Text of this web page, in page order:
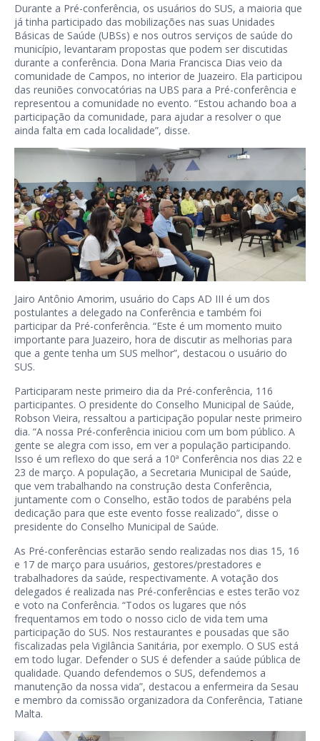
Durante a Pré-conferência, os usuários do SUS, a maioria que
já tinha participado das mobilizações nas suas Unidades
Básicas de Saúde (UBSs) e nos outros serviços de saúde do
município, levantaram propostas que podem ser discutidas
durante a conferência. Dona Maria Francisca Dias veio da
comunidade de Campos, no interior de Juazeiro. Ela participou
das reuniões convocatórias na UBS para a Pré-conferência e
representou a comunidade no evento. “Estou achando boa a
participação da comunidade, para ajudar a resolver o que
ainda falta em cada localidade”, disse.
Jairo Antônio Amorim, usuário do Caps AD III é um dos
postulantes a delegado na Conferência e também foi
participar da Pré-conferência. “Este é um momento muito
importante para Juazeiro, hora de discutir as melhorias para
que a gente tenha um SUS melhor”, destacou o usuário do
SUS.
Participaram neste primeiro dia da Pré-conferência, 116
participantes. O presidente do Conselho Municipal de Saúde,
Robson Vieira, ressaltou a participação popular neste primeiro
dia. “A nossa Pré-conferência iniciou com um bom público. A
gente se alegra com isso, em ver a população participando.
Isso é um reflexo do que será a 10ª Conferência nos dias 22 e
23 de março. A população, a Secretaria Municipal de Saúde,
que vem trabalhando na construção desta Conferência,
juntamente com o Conselho, estão todos de parabéns pela
dedicação para que este evento fosse realizado”, disse o
presidente do Conselho Municipal de Saúde.
As Pré-conferências estarão sendo realizadas nos dias 15, 16
e 17 de março para usuários, gestores/prestadores e
trabalhadores da saúde, respectivamente. A votação dos
delegados é realizada nas Pré-conferências e estes terão voz
e voto na Conferência. “Todos os lugares que nós
frequentamos em todo o nosso ciclo de vida tem uma
participação do SUS. Nos restaurantes e pousadas que são
fiscalizadas pela Vigilância Sanitária, por exemplo. O SUS está
em todo lugar. Defender o SUS é defender a saúde pública de
qualidade. Quando defendemos o SUS, defendemos a
manutenção da nossa vida”, destacou a enfermeira da Sesau
e membro da comissão organizadora da Conferência, Tatiane
Malta.